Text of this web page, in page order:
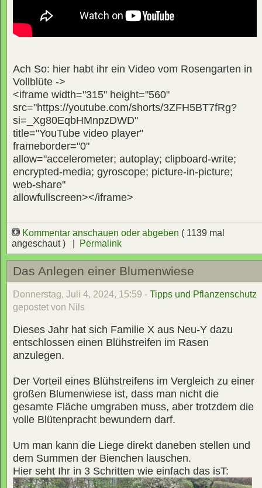
Ach So: hier habt ihr ein Video vom Rosengarten in
Vollblüte ->
<iframe width="315" height="560"
src="https://youtube.com/shorts/3ZFH5BT7fRg?
si=_Xg80EqbHMnpzDWD"
title="YouTube video player"
frameborder="0"
allow="accelerometer; autoplay; clipboard-write;
encrypted-media; gyroscope; picture-in-picture;
web-share"
allowfullscreen></iframe>
Kommentar anschauen oder abgeben ( 1139 mal
angeschaut ) |
Permalink
Das Anlegen einer Blumenwiese
Donnerstag, Juli 4, 2024, 15:59 - Tipps und Pflanzenschutz
gepostet von Nils
Dieses Jahr hat sich Familie X aus Neu-Y dazu
entschlossen einen Blühstreifen im Rasen
anzulegen.
Der Vorteil eines Blühstreifens im Vergleich zu einer
großen Blumenwiese ist, dass man nicht die
gesamte Fläche umgraben muss, aber trotzdem die
volle Blütenpracht bewundern darf.
Um man kann die Liege direkt daneben stellen und
dem Summen der Bienchen lauschen.
Hier seht Ihr in 3 Schritten wie einfach das isT: